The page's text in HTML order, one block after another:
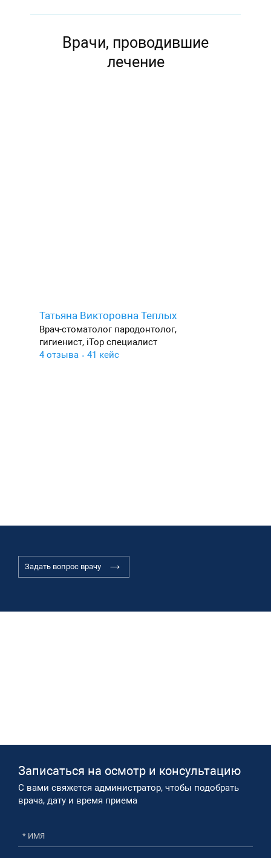
Врачи, проводившие
лечение
Татьяна Викторовна Теплых
Врач-стоматолог пародонтолог,
гигиенист, iTop специалист
4 отзыва
41 кейс
Задать вопрос врачу
Записаться на осмотр и консультацию​
С вами свяжется администратор, чтобы подобрать
врача, дату и время приема​